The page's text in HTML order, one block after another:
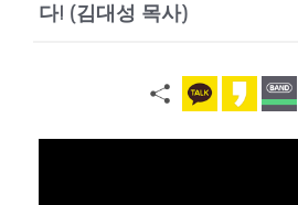
다! (김대성 목사)